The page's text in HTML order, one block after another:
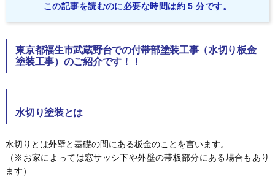
この記事を読むのに必要な時間は約 5 分です。
東京都福生市武蔵野台での付帯部塗装工事（水切り板金
塗装工事）のご紹介です！！
水切り塗装とは
水切りとは外壁と基礎の間にある板金のことを言います。
（※お家によっては窓サッシ下や外壁の帯板部分にある場合もあり
ます）